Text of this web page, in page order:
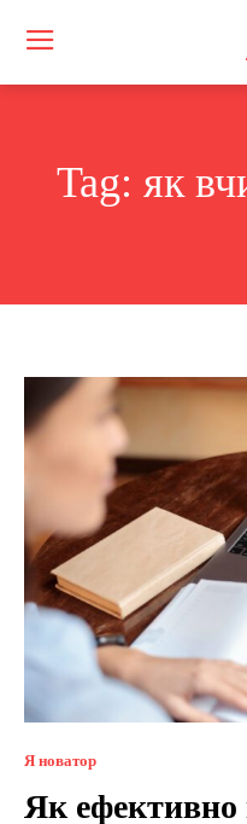
Tag: як
Я новатор
Як ефективно